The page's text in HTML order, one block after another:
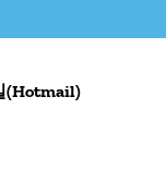
(Hotmail)